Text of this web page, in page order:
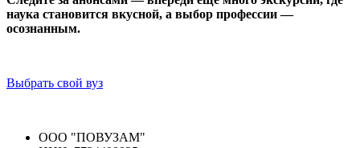
наука становится вкусной, а выбор профессии —
осознанным.
Выбрать свой вуз
ООО "ПОВУЗАМ"